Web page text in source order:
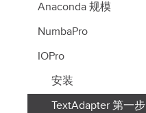
Anaconda 规模
NumbaPro
IOPro
安装
TextAdapter 第一步